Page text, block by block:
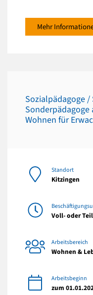
Mehr
Sozialpädagoge
Wohnen für
Standort
Kitzingen
Voll- oder
Arbeitsbereich
Wohnen &
Arbeitsbeginn
zum